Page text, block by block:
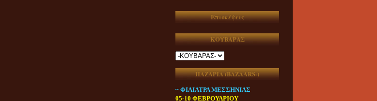
εμπόριο της χώρας μας
Επισκέψεις
ΚΟΥΒΑΡΑΣ
ΠΑΖΑΡΙΑ (ΒAZAARS-)
~ ΦΙΛΙΑΤΡΑ ΜΕΣΣΗΝΙΑΣ
05-10 ΦΕΒΡΟΥΑΡΙΟΥ